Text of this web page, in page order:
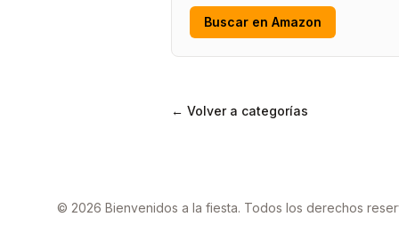
Buscar en Amazon
← Volver a categorías
© 2026 Bienvenidos a la fiesta. Todos los derechos